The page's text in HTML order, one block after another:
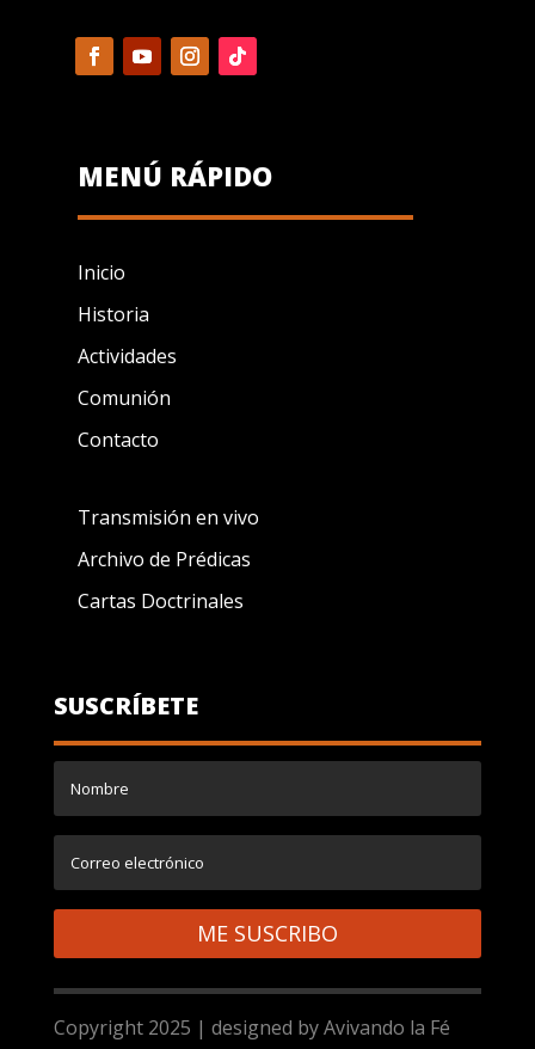
MENÚ RÁPIDO
Inicio
Historia
Actividades
Comunión
Contacto
Transmisión en vivo
Archivo de Prédicas
Cartas Doctrinales
SUSCRÍBETE
ME SUSCRIBO
Copyright 2025 | designed by Avivando la Fé